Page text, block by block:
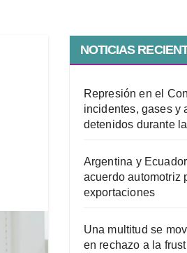
NOTICIAS
Represión en el
incidentes, gases y
detenidos durante
Argentina y
acuerdo automotriz
exportaciones
Una multitud se
en rechazo a la